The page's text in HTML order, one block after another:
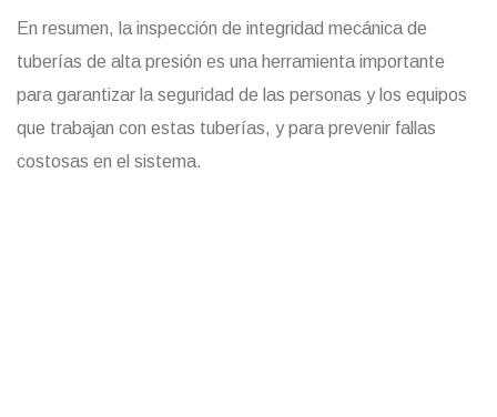
En resumen, la inspección de integridad mecánica de
tuberías de alta presión es una herramienta importante
para garantizar la seguridad de las personas y los equipos
que trabajan con estas tuberías, y para prevenir fallas
costosas en el sistema.